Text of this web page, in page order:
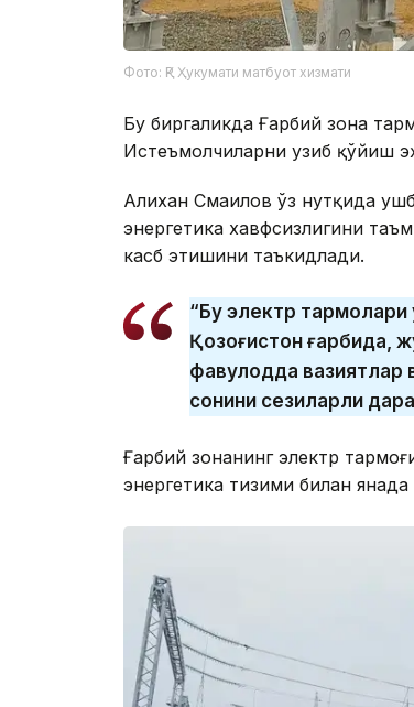
Фото: ҚР Ҳукумати матбуот хизмати
Бу биргаликда Ғарбий зона
Истеъмолчиларни узиб қўйиш
Алихан Смаилов ўз нутқида
энергетика хавфсизлигини
касб этишини таъкидлади.
“Бу электр
Қозоғистон ғарбида,
фавқулодда
сонини сезиларли
Ғарбий зонанинг электр
энергетика тизими билан